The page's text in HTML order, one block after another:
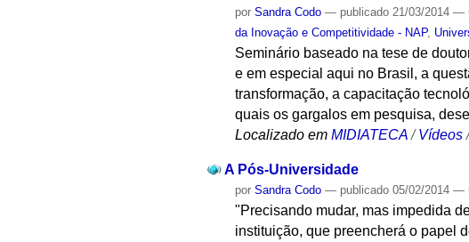
porSandra Codo — publicado 21/03/2014—
da Inovação e Competitividade - NAP,
Seminário baseado na tese de
e em especial aqui no Brasil, a
transformação, a capacitação
quais os gargalos em pesquisa,
Localizado em MIDIATECA /Vídeos
A Pós-Universidade
porSandra Codo — publicado 05/02/2014—
"Precisando mudar, mas impedida
instituição, que preencherá o papel